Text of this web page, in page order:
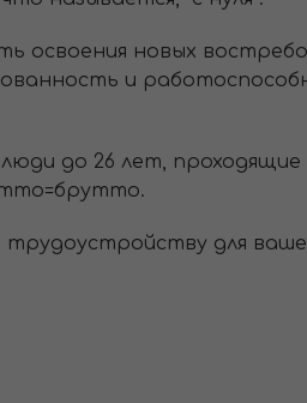
освоения новых
и
до 26 лет, проходящие
для